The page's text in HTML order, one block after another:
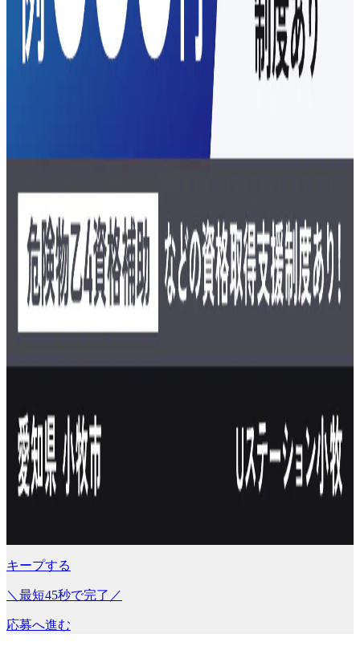
キープする
＼最短45秒で完了／
応募へ進む